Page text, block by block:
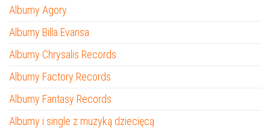
Albumy Agory
Albumy Billa Evansa
Albumy Chrysalis Records
Albumy Factory Records
Albumy Fantasy Records
Albumy i single z muzyką dziecięcą